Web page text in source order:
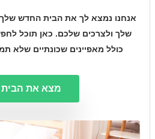
אנחנו נמצא לך את הבית החדש
שלך ולצרכים שלכם. כאן תוכל לחפש
כולל מאפיינים שכונתיים שלא
מצא את הבית